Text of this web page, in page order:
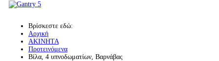
Βρίσκεστε εδώ:
Αρχική
ΑΚΙΝΗΤΑ
Προτεινόμενα
Βίλα, 4 υπνοδωματίων, Βαρνάβας